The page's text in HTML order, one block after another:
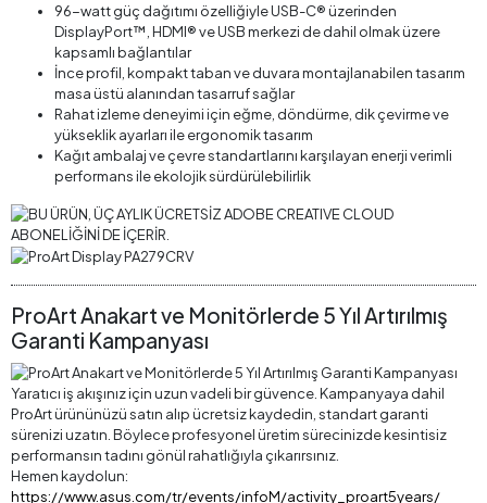
96-watt güç dağıtımı özelliğiyle USB-C® üzerinden
DisplayPort™, HDMI® ve USB merkezi de dahil olmak üzere
kapsamlı bağlantılar
İnce profil, kompakt taban ve duvara montajlanabilen tasarım
masa üstü alanından tasarruf sağlar
Rahat izleme deneyimi için eğme, döndürme, dik çevirme ve
yükseklik ayarları ile ergonomik tasarım
Kağıt ambalaj ve çevre standartlarını karşılayan enerji verimli
performans ile ekolojik sürdürülebilirlik
ProArt Anakart ve Monitörlerde 5 Yıl Artırılmış
Garanti Kampanyası
Yaratıcı iş akışınız için uzun vadeli bir güvence. Kampanyaya dahil
ProArt ürününüzü satın alıp ücretsiz kaydedin, standart garanti
sürenizi uzatın. Böylece profesyonel üretim sürecinizde kesintisiz
performansın tadını gönül rahatlığıyla çıkarırsınız.
Hemen kaydolun:
https://www.asus.com/tr/events/infoM/activity_proart5years/